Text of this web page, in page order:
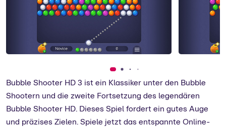
Bubble Shooter HD 3 ist ein Klassiker unter den Bubble
Shootern und die zweite Fortsetzung des legendären
Bubble Shooter HD. Dieses Spiel fordert ein gutes Auge
und präzises Zielen. Spiele jetzt das entspannte Online-